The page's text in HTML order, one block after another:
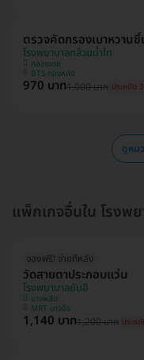
ตรวจคัดกรองเบาหวาน
โรงพยาบาลกล้วยน้ำไท
คลองเตย
BTS ทองหล่อ
970 บาท1,000 บาท ประหยัด
ดูหม
แพ็กเกจอื่นใน โรงพ
จองฟรี! จ่ายทีหลัง
วัดสายตาประกอบแว่น
โรงพยาบาลยันฮี
บางพลัด
MRT บางอ้อ
1,140 บาท1,200 บาท ประห